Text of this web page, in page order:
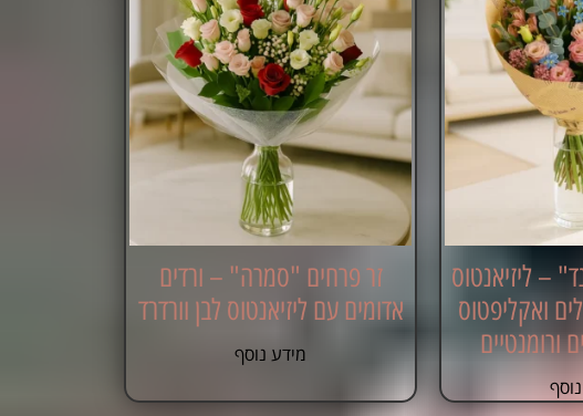
– ליזיאנטוס
ואקליפטוס
ורומנטיים
זר פרחים "סמרה" – ורדים
אדומים עם ליזיאנטוס לבן וורדרד
מידע נוסף